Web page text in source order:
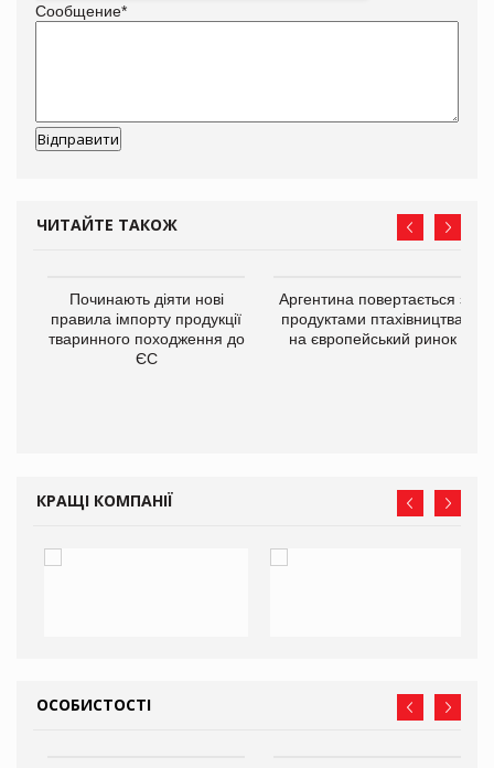
Сообщение*
ЧИТАЙТЕ ТАКОЖ
Починають діяти нові
правила імпорту продукції
тваринного походження до
ЄС
Аргентина повертається з
продуктами птахівництва
на європейський ринок
КРАЩІ КОМПАНІЇ
ОСОБИСТОСТІ